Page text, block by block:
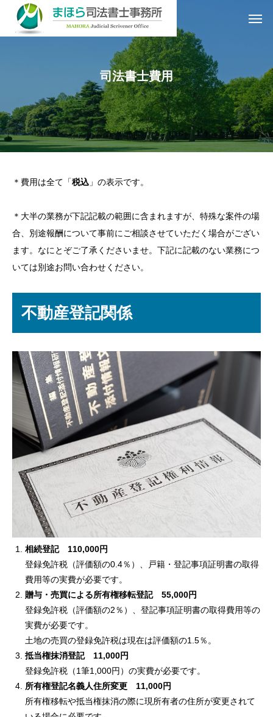
司法書士費用
＊費用は全て「税込 」の表示です。
＊大半の業務が下記記載の範囲に含まれますが、特殊な案件の場
合、別途報酬について事前にご相談させていただく場合がござい
ます。なにとぞご了承くださいませ。下記に記載のない業務につ
いては別途お問い合わせください。
不動産登記関係
相続登記 110,000円
登録免許税（評価額の0.4％）、戸籍・登記事項証明書の取得
費用等の実費が必要です。
贈与・売買による所有権移転登記 55,000円
登録免許税（評価額の2％）、登記事項証明書の取得費用等の
実費が必要です。
土地の売買の登録免許税は現在は評価額の1.5％。
抵当権抹消登記 11,000円
登録免許税（1筆1,000円）の実費が必要です。
所有権登記名義人住所変更 11,000円
所有権移転や抵当権抹消の際に現所有者の住所が変更されて